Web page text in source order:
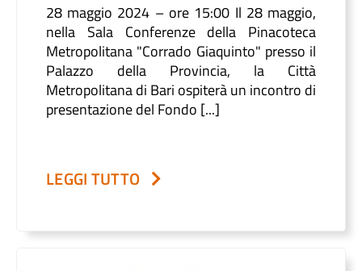
28 maggio 2024 – ore 15:00 Il 28 maggio,
nella Sala Conferenze della Pinacoteca
Metropolitana "Corrado Giaquinto" presso il
Palazzo della Provincia, la Città
Metropolitana di Bari ospiterà un incontro di
presentazione del Fondo [...]
LEGGI TUTTO